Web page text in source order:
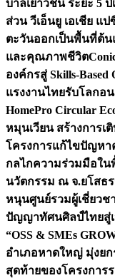
บาลเยาวชน ระยะ 5 ปี
ส่วน วีเอ็นยู เอเชีย แ
ตะวันออกเป็นพื้นที่ต้น
และคุณภาพชีวิต
องค์กรสู่ Skills-
แรงงานไทยรับโลกอ
HomePro Circular
หมุนเวียน สร้างการเ
โครงการแก้ไขปัญหา
กลไกความร่วมมือใน
นวัตกรรม ณ จ.ยโสธร
หนุนศูนย์รวมผู้เชี่ยว
ปัญญาทัศนศิลป์ไทยสู่
“OSS & SMEs
อำเภอหาดใหญ่ มุ่งยก
สุดท้ายของโครงการ